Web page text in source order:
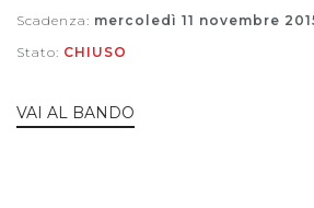
Scadenza: mercoledì 11 novembre
Stato: CHIUSO
VAI AL BANDO